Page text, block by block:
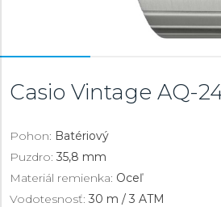
Casio Vintage AQ-
Pohon: Batériový
Puzdro: 35,8 mm
Materiál remienka: Oceľ
Vodotesnosť: 30 m / 3 ATM